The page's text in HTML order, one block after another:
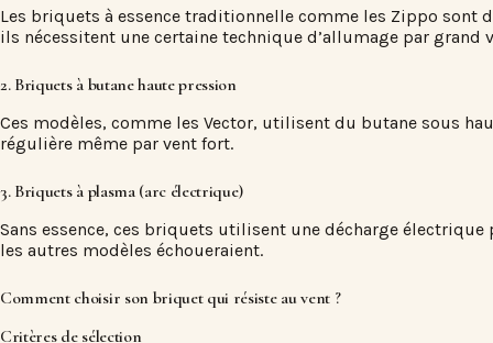
Les briquets à essence traditionnelle comme les Zippo
ils nécessitent une certaine technique d’allumage par grand
2. Briquets à butane haute pression
Ces modèles, comme les Vector, utilisent du butane sous
régulière même par vent fort.
3. Briquets à plasma (arc électrique)
Sans essence, ces briquets utilisent une décharge
les autres modèles échoueraient.
Comment choisir son briquet qui résiste au vent ?
Critères de sélection